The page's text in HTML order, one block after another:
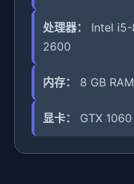
处理器：
Intel
2600
内存： 8 GB RAM
显卡： GTX